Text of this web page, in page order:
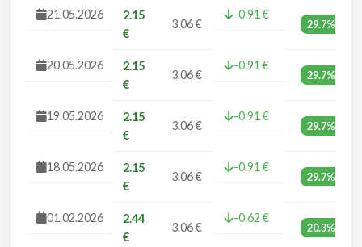
21.05.2026
2.15
€
3.06 €
-0.91 €
29.7%
20.05.2026
2.15
€
3.06 €
-0.91 €
29.7%
19.05.2026
2.15
€
3.06 €
-0.91 €
29.7%
18.05.2026
2.15
€
3.06 €
-0.91 €
29.7%
01.02.2026
2.44
€
3.06 €
-0.62 €
20.3%